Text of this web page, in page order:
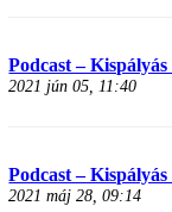
Podcast –
2021 jún 05, 11:40
Podcast –
2021 máj 28, 09:14